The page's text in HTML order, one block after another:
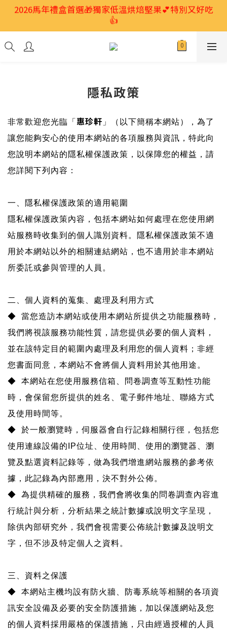
2026馬年禮盒首選🎁獨家低溫烘焙堅果💕特別又好吃
👍
👍
🎊獨家手做「金豐味烘焙堅果」非油炸、健康又美味！
2026馬年禮盒首選🎁獨家低溫烘焙堅果💕特別又好吃
隱私政策
非常歡迎您光臨「 惠珍軒 」（以下簡稱本網站），為了
讓您能夠安心的使用本網站的各項服務與資訊，特此向
您說明本網站的隱私權保護政策，以保障您的權益，請
您詳閱下列內容：
一、隱私權保護政策的適用範圍
隱私權保護政策內容，包括本網站如何處理在您使用網
站服務時收集到的個人識別資料。隱私權保護政策不適
用於本網站以外的相關連結網站，也不適用於非本網站
所委託或參與管理的人員。
二、個人資料的蒐集、處理及利用方式
◆ 當您造訪本網站或使用本網站所提供之功能服務時，
我們將視該服務功能性質，請您提供必要的個人資料，
並在該特定目的範圍內處理及利用您的個人資料；非經
您書面同意，本網站不會將個人資料用於其他用途。
◆ 本網站在您使用服務信箱、問卷調查等互動性功能
時，會保留您所提供的姓名、電子郵件地址、聯絡方式
及使用時間等。
◆ 於一般瀏覽時，伺服器會自行記錄相關行徑，包括您
使用連線設備的IP位址、使用時間、使用的瀏覽器、瀏
覽及點選資料記錄等，做為我們增進網站服務的參考依
據，此記錄為內部應用，決不對外公佈。
◆ 為提供精確的服務，我們會將收集的問卷調查內容進
行統計與分析，分析結果之統計數據或說明文字呈現，
除供內部研究外，我們會視需要公佈統計數據及說明文
字，但不涉及特定個人之資料。
三、資料之保護
◆ 本網站主機均設有防火牆、防毒系統等相關的各項資
訊安全設備及必要的安全防護措施，加以保護網站及您
的個人資料採用嚴格的保護措施，只由經過授權的人員